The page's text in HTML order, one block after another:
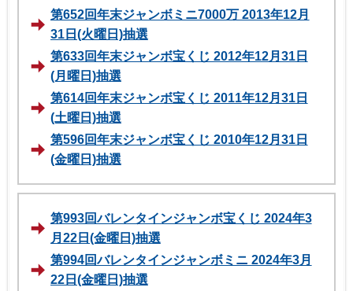
第652回年末ジャンボミニ7000万 2013年12月
31日(火曜日)抽選
第633回年末ジャンボ宝くじ 2012年12月31日
(月曜日)抽選
第614回年末ジャンボ宝くじ 2011年12月31日
(土曜日)抽選
第596回年末ジャンボ宝くじ 2010年12月31日
(金曜日)抽選
第993回バレンタインジャンボ宝くじ 2024年3
月22日(金曜日)抽選
第994回バレンタインジャンボミニ 2024年3月
22日(金曜日)抽選